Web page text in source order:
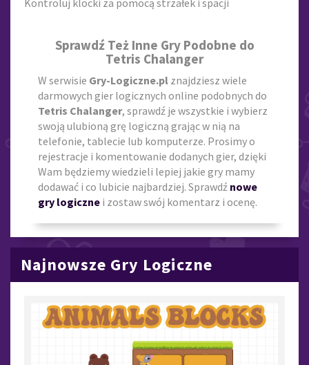
Sprawdź Też Inne Gry Podobne do
Tetris Chalanger
W serwisie Gry-Logiczne.pl znajdziesz wiele
darmowych gier logicznych online podobnych do
Tetris Chalanger, sprawdź je wszystkie i wybierz
swoją ulubioną grę logiczną grając w nią na
telefonie, tablecie lub komputerze. Prosimy o
rejestracje i komentowanie dodanych gier, dzięki
Wam będziemy wiedzieli lepiej jakie gry mamy
dodawać i co lubicie najbardziej. Sprawdź nowe
gry logiczne i zostaw swój komentarz i ocenę.
Najnowsze Gry Logiczne